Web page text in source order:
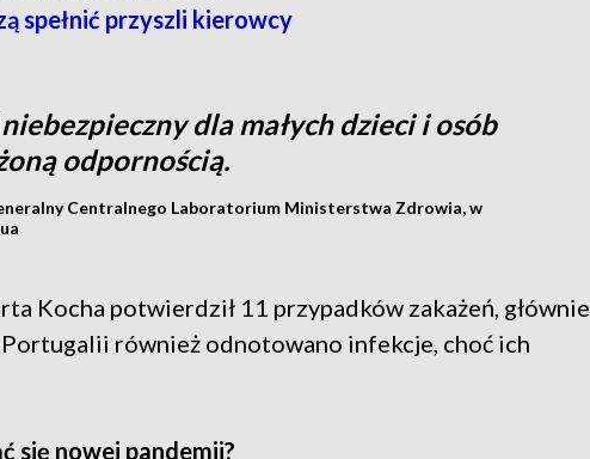
spełnić przyszli kierowcy
dla małych dzieci i osób
odpornością.
Centralnego Laboratorium Ministerstwa Zdrowia, w
Kocha potwierdził 11 przypadków zakażeń, głównie
również odnotowano infekcje, choć ich
się nowej pandemii?